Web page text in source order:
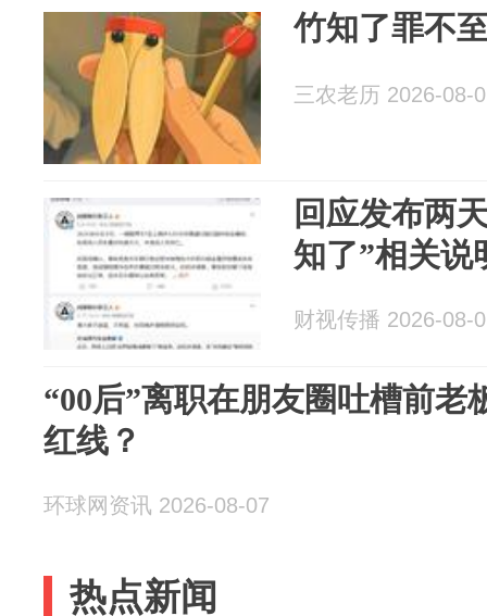
竹知了罪不
三农老历 2026-08-
回应发布两
知了”相关说
财视传播 2026-08-
“00后”离职在朋友圈吐槽前老
红线？
环球网资讯 2026-08-07
热点新闻